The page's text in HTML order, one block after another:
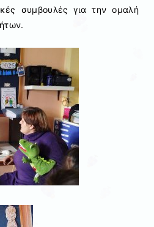
συμβουλές για την ομαλή